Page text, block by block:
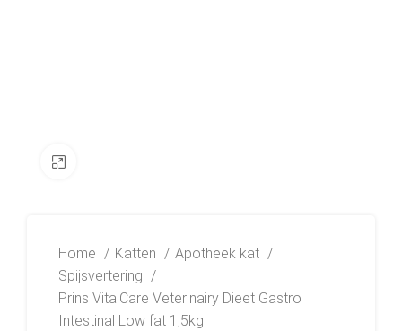
Home Katten
Apotheek kat
Spijsvertering
Prins VitalCare Veterinairy Dieet Gastro
Intestinal Low fat 1,5kg